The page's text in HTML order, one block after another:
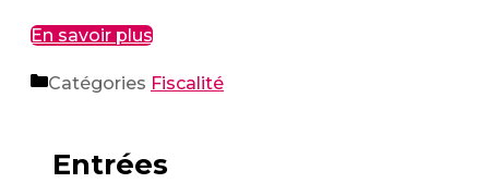
En savoir plus
Catégories Fiscalité
Entrées